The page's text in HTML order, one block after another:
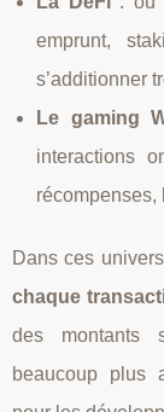
emprunt,
s’additionner
Le gaming
interactions
récompenses,
Dans ces
chaque
des montants
beaucoup plus